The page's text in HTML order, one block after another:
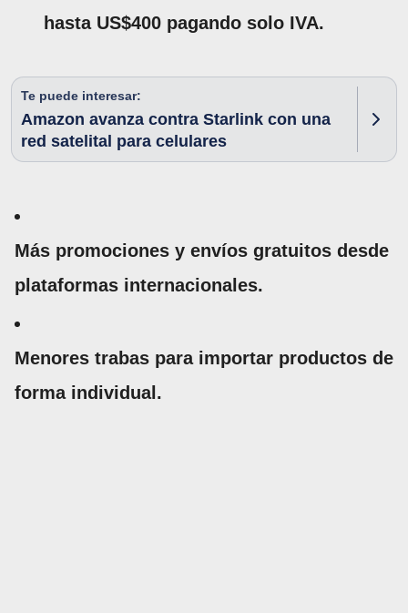
hasta US$400 pagando solo IVA.
Te puede interesar:
Amazon avanza contra Starlink con una
red satelital para celulares
Más promociones y envíos gratuitos desde
plataformas internacionales.
Menores trabas para importar productos de
forma individual.